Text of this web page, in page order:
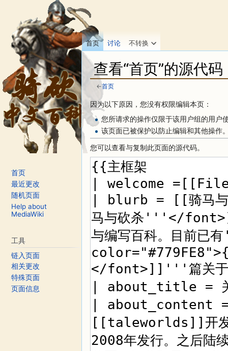
查看“首页”的源代码
←首页
跳转至：
因为以下原因，您没有权限编辑本页：
您所请求的操作仅限于该用户组的用户
该页面已被保护以防止编辑和其他操作
您可以查看与复制此页面的源代码。
首页 讨论 不转换
首页
最近更改
随机页面
Help about
MediaWiki
工具
链入页面
相关更改
特殊页面
页面信息